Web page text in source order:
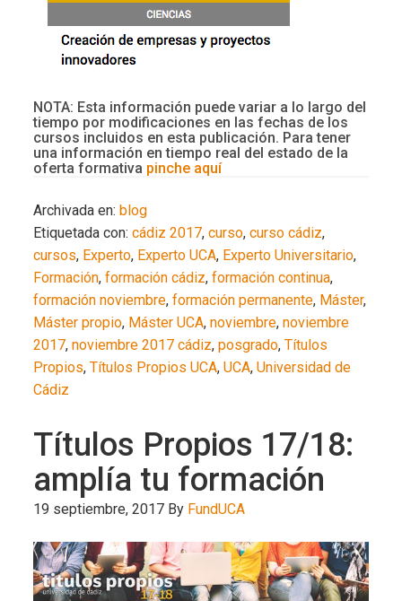
NOTA: Esta información puede variar a lo largo del
tiempo por modificaciones en las fechas de los
cursos incluidos en esta publicación. Para tener
una información en tiempo real del estado de la
oferta formativa pinche aquí
Archivada en: blog
Etiquetada con:cádiz 2017,curso,curso cádiz,
cursos, Experto, Experto UCA, Experto Universitario,
Formación,formación cádiz,formación continua,
formación noviembre,formación permanente, Máster,
Máster propio, Máster UCA,noviembre,noviembre
2017,noviembre 2017 cádiz,posgrado,Títulos
Propios,Títulos Propios UCA,UCA,Universidad de
Cádiz
Títulos Propios 17/18:
amplía tu formación
19 septiembre, 2017 By FundUCA